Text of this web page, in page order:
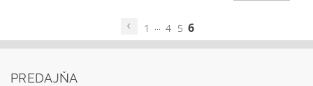
1 4 5 6
PREDAJŇA